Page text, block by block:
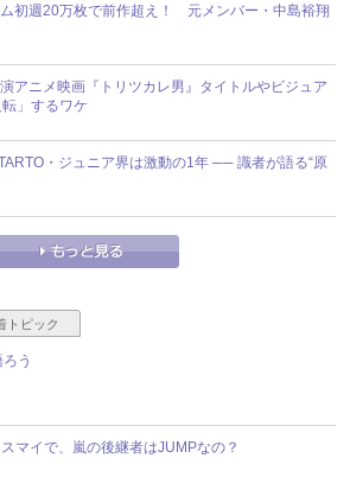
初週20万枚で前作超え！ 元メンバー・中島裕翔
アニメ映画『トリツカレ男』タイトルやビジュア
」するワケ
・ジュニア界は激動の1年 ── 識者が語る“原
トピック
う
マイで、嵐の後継者はJUMPなの？